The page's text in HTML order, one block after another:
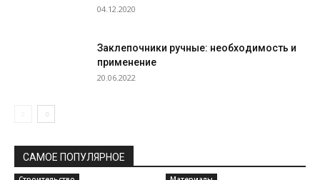
04.12.2020
Заклепочники ручные: необходимость и
применение
20.06.2022
САМОЕ ПОПУЛЯРНОЕ